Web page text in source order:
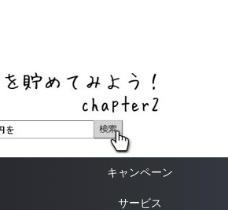
キャンペーン
サービス